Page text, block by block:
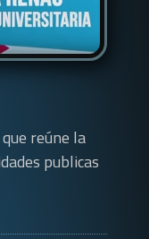
reúne la
publicas